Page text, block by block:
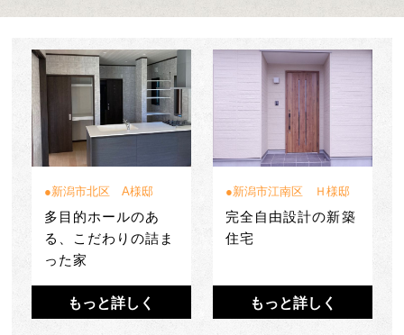
新潟市北区 A様邸
多目的ホールのあ
る、こだわりの詰ま
った家
もっと詳しく
新潟市江南区 Ｈ様邸
完全自由設計の新築
住宅
もっと詳しく